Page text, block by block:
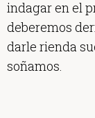
indagar en el
deberemos
darle rienda
soñamos.